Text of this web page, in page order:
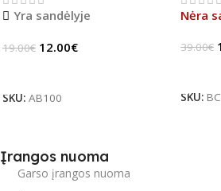
Yra sandėlyje
19.00€ 12.00€
SKU: AB100
Nėra
39.00€
SKU:
Įrangos nuoma
Garso įrangos nuoma